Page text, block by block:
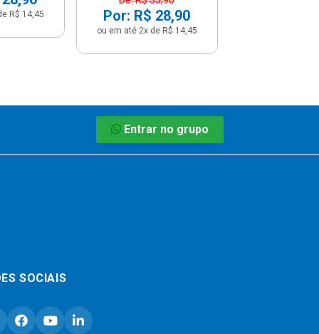
R$ 14,45 Por: R$ 28,90
ou em até 2x de R$ 14,45
Entrar no grupo
SOCIAIS